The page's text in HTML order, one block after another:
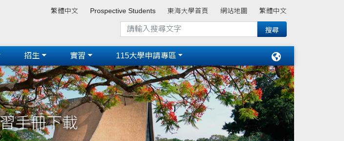
繁體中文 Prospective Students 東海大學首頁 網站地圖 繁體中文
招生 實習 115大學申請專區
手冊下載